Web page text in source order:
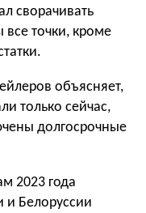
сворачивать
точки, кроме
объясняет,
только сейчас,
долгосрочные
2023 года
и Белоруссии